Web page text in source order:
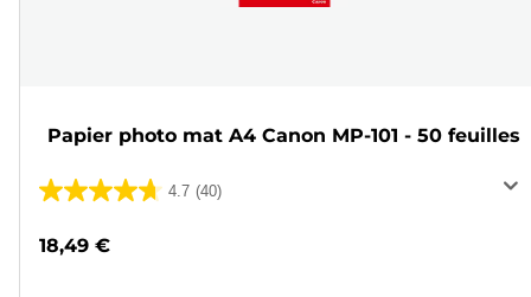
Papier photo mat A4 Canon MP-101 - 50 feuilles
4.7 (40)
4.7
18,49 €